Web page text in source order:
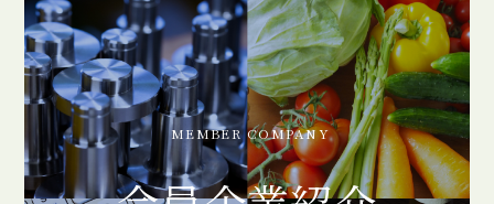
MEMBER COMPANY